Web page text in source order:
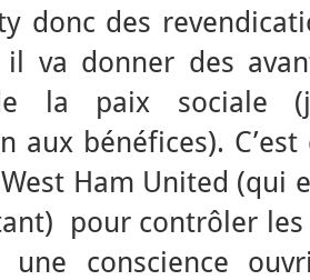
donc des
il va donner des
la paix sociale
aux bénéfices).
Ham United (qui
pour contrôler les
une conscience